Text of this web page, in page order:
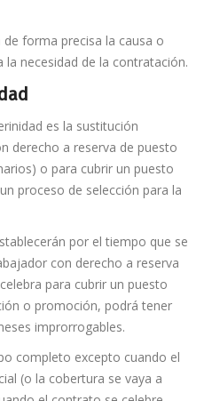
forma precisa la causa o
la necesidad de la contratación.
es la sustitución
derecho a reserva de puesto
o para cubrir un puesto
proceso de selección para la
por el tiempo que se
con derecho a reserva
para cubrir un puesto
o promoción, podrá tener
improrrogables.
completo excepto cuando el
(o la cobertura se vaya a